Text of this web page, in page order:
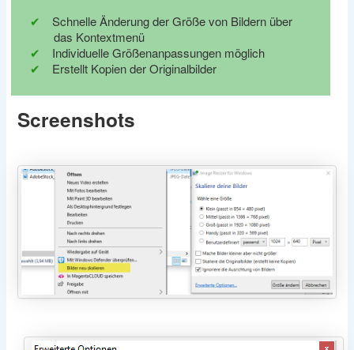
Schnelle Änderung der Größe von Bildern über
das Kontextmenü
Individuelle Größenanpassungen möglich
Erstellt Kopien der Originalbilder
Screenshots